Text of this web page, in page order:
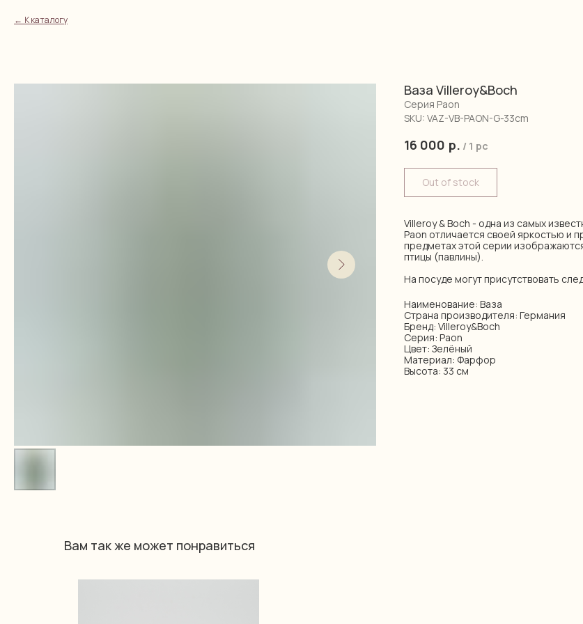
К каталогу
Ваза Villeroy&Boch
Серия Paon
SKU: VAZ-VB-PAON-G-33cm
16 000 р. / 1 pc
Out of stock
Villeroy & Boch - одна из самых
Paon отличается своей яркостью и
предметах этой серии
птицы (павлины).
На посуде могут присутствовать
Наименование: Ваза
Страна производителя: Германия
Бренд: Villeroy&Boch
Серия: Paon
Цвет: Зелёный
Материал: Фарфор
Высота: 33 см
Вам так же может понравиться